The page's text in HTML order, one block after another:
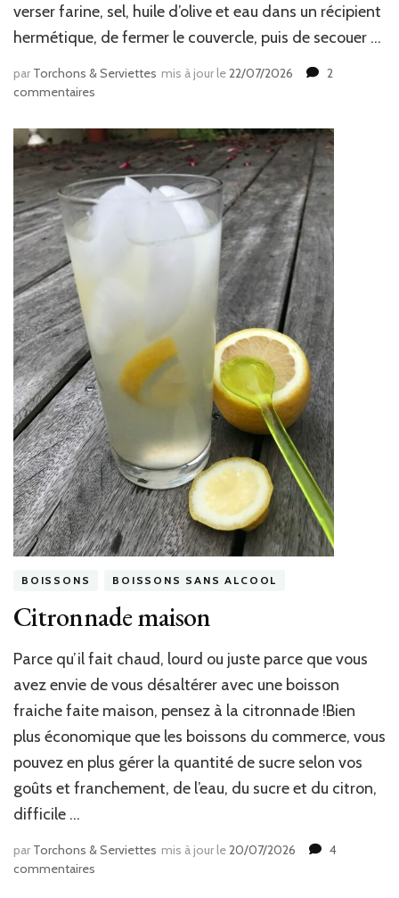
verser farine, sel, huile d’olive et eau dans un récipient
hermétique, de fermer le couvercle, puis de secouer …
par Torchons & Serviettes mis à jour le22/07/2026
2
commentaires
sa
pâte
à
tarte
en
repos)
BOISSONS BOISSONS SANS ALCOOL
Citronnade maison
Parce qu’il fait chaud, lourd ou juste parce que vous
avez envie de vous désaltérer avec une boisson
fraiche faite maison, pensez à la citronnade !Bien
plus économique que les boissons du commerce, vous
pouvez en plus gérer la quantité de sucre selon vos
goûts et franchement, de l’eau, du sucre et du citron,
difficile …
par Torchons & Serviettes mis à jour le20/07/2026
4
commentaires